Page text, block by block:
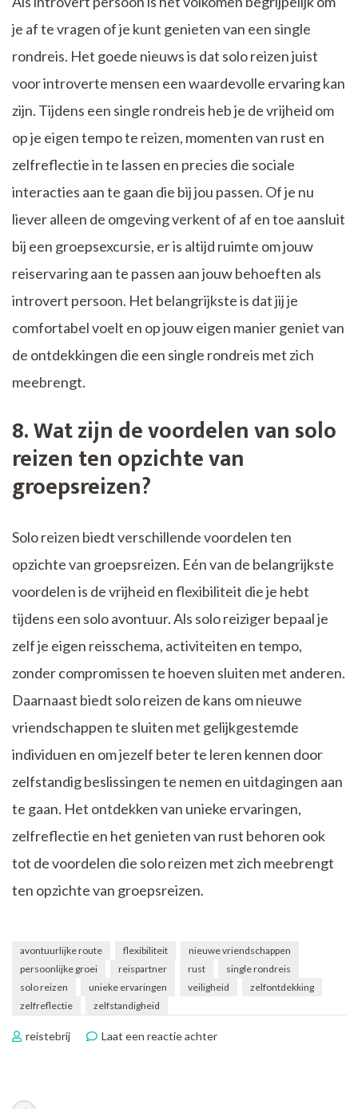
je af te vragen of je kunt genieten van een single
rondreis. Het goede nieuws is dat solo reizen juist
voor introverte mensen een waardevolle ervaring kan
zijn. Tijdens een single rondreis heb je de vrijheid om
op je eigen tempo te reizen, momenten van rust en
zelfreflectie in te lassen en precies die sociale
interacties aan te gaan die bij jou passen. Of je nu
liever alleen de omgeving verkent of af en toe aansluit
bij een groepsexcursie, er is altijd ruimte om jouw
reiservaring aan te passen aan jouw behoeften als
introvert persoon. Het belangrijkste is dat jij je
comfortabel voelt en op jouw eigen manier geniet van
de ontdekkingen die een single rondreis met zich
meebrengt.
8. Wat zijn de voordelen van solo
reizen ten opzichte van
groepsreizen?
Solo reizen biedt verschillende voordelen ten
opzichte van groepsreizen. Eén van de belangrijkste
voordelen is de vrijheid en flexibiliteit die je hebt
tijdens een solo avontuur. Als solo reiziger bepaal je
zelf je eigen reisschema, activiteiten en tempo,
zonder compromissen te hoeven sluiten met anderen.
Daarnaast biedt solo reizen de kans om nieuwe
vriendschappen te sluiten met gelijkgestemde
individuen en om jezelf beter te leren kennen door
zelfstandig beslissingen te nemen en uitdagingen aan
te gaan. Het ontdekken van unieke ervaringen,
zelfreflectie en het genieten van rust behoren ook
tot de voordelen die solo reizen met zich meebrengt
ten opzichte van groepsreizen.
avontuurlijke route flexibiliteit
nieuwe vriendschappen
persoonlijke groei
reispartner rust
single rondreis
solo reizen
unieke ervaringen veiligheid
zelfontdekking
zelfreflectie
zelfstandigheid
reistebrij Laat een reactie achterop